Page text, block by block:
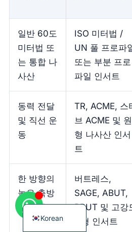
일반 60도
미터법 또
는 통합 나
사산
ISO 미터법 /
UN 풀 프로파
또는 부분 프로
파일 인서트
동력 전달
및 직선 운
동
TR, ACME, 스
브 ACME 및 원
형 나사산 인서
트
한 방향의
높은 축방
향 하중
버트레스,
SAGE, ABUT,
BBUT 및 고강
U형 인서트
Korean
English
Turkish
Chinese
Japanese
French